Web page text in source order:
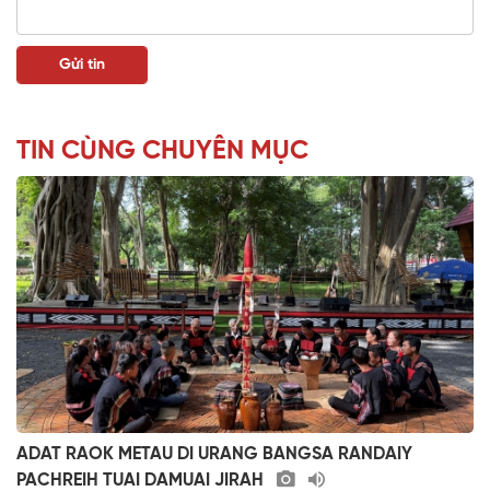
TIN CÙNG CHUYÊN MỤC
ADAT RAOK METAU DI URANG BANGSA RANDAIY
PACHREIH TUAI DAMUAI JIRAH